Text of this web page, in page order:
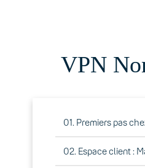
VPN
01. Premiers pas
02. Espace client :